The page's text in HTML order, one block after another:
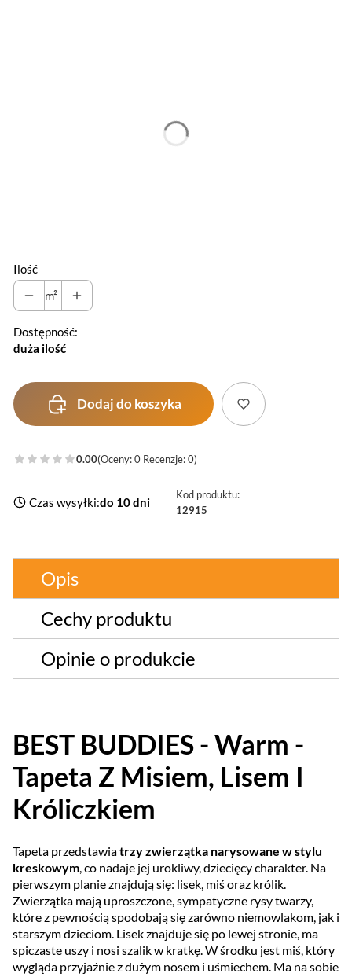
Ilość
m²
Dostępność:
duża ilość
Dodaj do koszyka
0.00(Oceny: 0 Recenzje: 0)
Czas wysyłki:do 10 dni
Kod produktu:
12915
Opis
Cechy produktu
Opinie o produkcie
BEST BUDDIES - Warm -
Tapeta Z Misiem, Lisem I
Króliczkiem
Tapeta przedstawiatrzy zwierzątka narysowane w stylu
kreskowym, co nadaje jej urokliwy, dziecięcy charakter. Na
pierwszym planie znajdują się: lisek, miś oraz królik.
Zwierzątka mają uproszczone, sympatyczne rysy twarzy,
które z pewnością spodobają się zarówno niemowlakom, jak i
starszym dzieciom. Lisek znajduje się po lewej stronie, ma
spiczaste uszy i nosi szalik w kratkę. W środku jest miś, który
wygląda przyjaźnie z dużym nosem i uśmiechem. Ma na sobie